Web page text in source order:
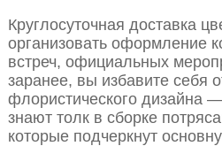
Круглосуточная доставка
организовать оформление
встреч, официальных
заранее, вы избавите себя
флористического дизайна
знают толк в сборке
которые подчеркнут